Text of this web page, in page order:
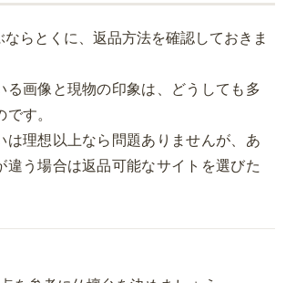
らとくに、返品方法を確認しておきま
る画像と現物の印象は、どうしても多
す。
は理想以上なら問題ありませんが、あ
違う場合は返品可能なサイトを選びた